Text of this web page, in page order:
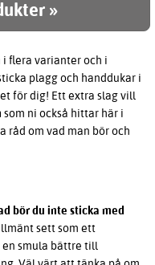
»
i flera varianter och i
plagg och handdukar i
för dig! Ett extra slag vill
som ni också hittar här i
råd om vad man bör och
bör du inte sticka med
sett som ett
en smula bättre till